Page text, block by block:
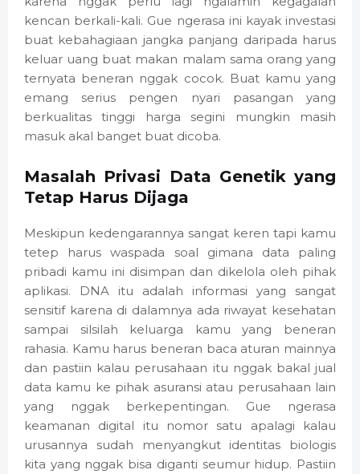
kencan berkali-kali. Gue ngerasa ini kayak investasi
buat kebahagiaan jangka panjang daripada harus
keluar uang buat makan malam sama orang yang
ternyata beneran nggak cocok. Buat kamu yang
emang serius pengen nyari pasangan yang
berkualitas tinggi harga segini mungkin masih
masuk akal banget buat dicoba.
Masalah Privasi Data Genetik yang
Tetap Harus Dijaga
Meskipun kedengarannya sangat keren tapi kamu
tetep harus waspada soal gimana data paling
pribadi kamu ini disimpan dan dikelola oleh pihak
aplikasi. DNA itu adalah informasi yang sangat
sensitif karena di dalamnya ada riwayat kesehatan
sampai silsilah keluarga kamu yang beneran
rahasia. Kamu harus beneran baca aturan mainnya
dan pastiin kalau perusahaan itu nggak bakal jual
data kamu ke pihak asuransi atau perusahaan lain
yang nggak berkepentingan. Gue ngerasa
keamanan digital itu nomor satu apalagi kalau
urusannya sudah menyangkut identitas biologis
kita yang nggak bisa diganti seumur hidup. Pastiin